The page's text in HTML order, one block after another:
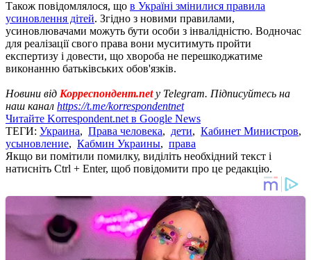
Також повідомлялося, що в Україні змінилися правила
усиновлення дітей. Згідно з новими правилами,
усиновлювачами можуть бути особи з інвалідністю. Водночас
для реалізації свого права вони муситимуть пройти
експертизу і довести, що хвороба не перешкоджатиме
виконанню батьківських обов'язків.
Новини від Корреспондент.netу Telegram. Підписуйтесь на
наш канал https://t.me/korrespondentnet
Читайте Korrespondent.net в Google News
ТЕГИ: Украина, Права человека, дети, Кабинет Министров,
усыновление, Кабмин Украины, права
Якщо ви помітили помилку, виділіть необхідний текст і
натисніть Ctrl + Enter, щоб повідомити про це редакцію.